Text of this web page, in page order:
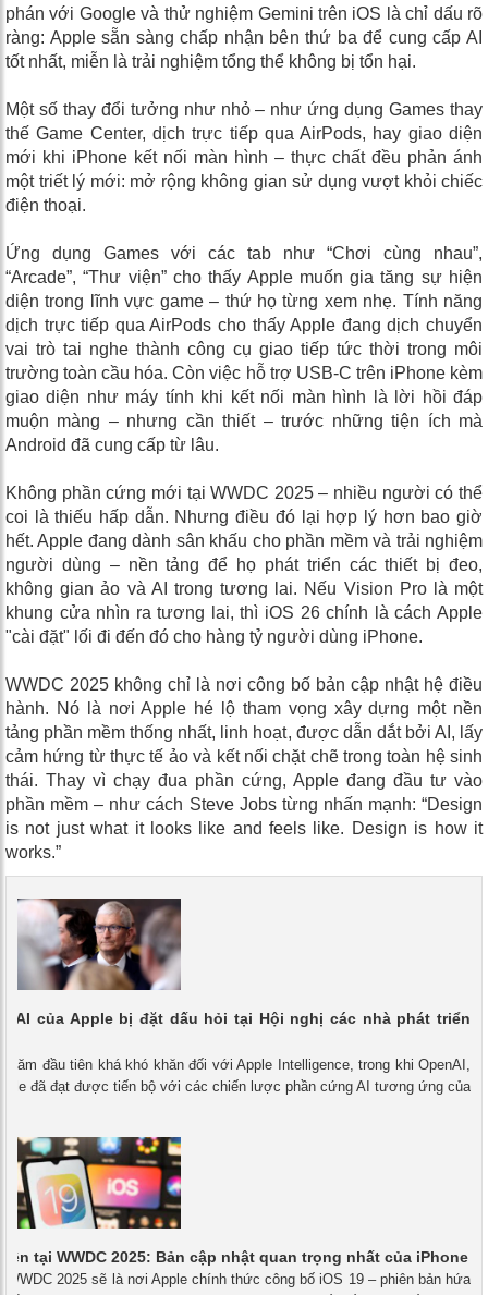
phán với Google và thử nghiệm Gemini trên iOS là chỉ dấu rõ
ràng: Apple sẵn sàng chấp nhận bên thứ ba để cung cấp AI
tốt nhất, miễn là trải nghiệm tổng thể không bị tổn hại.
Một số thay đổi tưởng như nhỏ – như ứng dụng Games thay
thế Game Center, dịch trực tiếp qua AirPods, hay giao diện
mới khi iPhone kết nối màn hình – thực chất đều phản ánh
một triết lý mới: mở rộng không gian sử dụng vượt khỏi chiếc
điện thoại.
Ứng dụng Games với các tab như “Chơi cùng nhau”,
“Arcade”, “Thư viện” cho thấy Apple muốn gia tăng sự hiện
diện trong lĩnh vực game – thứ họ từng xem nhẹ. Tính năng
dịch trực tiếp qua AirPods cho thấy Apple đang dịch chuyển
vai trò tai nghe thành công cụ giao tiếp tức thời trong môi
trường toàn cầu hóa. Còn việc hỗ trợ USB-C trên iPhone kèm
giao diện như máy tính khi kết nối màn hình là lời hồi đáp
muộn màng – nhưng cần thiết – trước những tiện ích mà
Android đã cung cấp từ lâu.
Không phần cứng mới tại WWDC 2025 – nhiều người có thể
coi là thiếu hấp dẫn. Nhưng điều đó lại hợp lý hơn bao giờ
hết. Apple đang dành sân khấu cho phần mềm và trải nghiệm
người dùng – nền tảng để họ phát triển các thiết bị đeo,
không gian ảo và AI trong tương lai. Nếu Vision Pro là một
khung cửa nhìn ra tương lai, thì iOS 26 chính là cách Apple
"cài đặt" lối đi đến đó cho hàng tỷ người dùng iPhone.
WWDC 2025 không chỉ là nơi công bố bản cập nhật hệ điều
hành. Nó là nơi Apple hé lộ tham vọng xây dựng một nền
tảng phần mềm thống nhất, linh hoạt, được dẫn dắt bởi AI, lấy
cảm hứng từ thực tế ảo và kết nối chặt chẽ trong toàn hệ sinh
thái. Thay vì chạy đua phần cứng, Apple đang đầu tư vào
phần mềm – như cách Steve Jobs từng nhấn mạnh: “Design
is not just what it looks like and feels like. Design is how it
works.”
AI của Apple bị đặt dấu hỏi tại Hội nghị các nhà phát triển
Năm đầu tiên khá khó khăn đối với Apple Intelligence, trong khi OpenAI,
đã đạt được tiến bộ với các chiến lược phần cứng AI tương ứng của
tại WWDC 2025: Bản cập nhật quan trọng nhất của iPhone
WWDC 2025 sẽ là nơi Apple chính thức công bố iOS 19 – phiên bản hứa